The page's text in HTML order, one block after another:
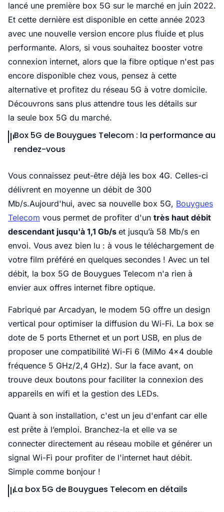
lancé une première box 5G sur le marché en juin 2022.
Et cette dernière est disponible en cette année 2023
avec une nouvelle version encore plus fluide et plus
performante. Alors, si vous souhaitez booster votre
connexion internet, alors que la fibre optique n'est pas
encore disponible chez vous, pensez à cette
alternative et profitez du réseau 5G à votre domicile.
Découvrons sans plus attendre tous les détails sur
la seule box 5G du marché.
Box 5G de Bouygues Telecom : la performance au
rendez-vous
Vous connaissez peut-être déjà les box 4G. Celles-ci
délivrent en moyenne un débit de 300
Mb/s.Aujourd'hui, avec sa nouvelle box 5G, Bouygues
Telecom vous permet de profiter d'un très haut débit
descendant jusqu'à 1,1 Gb/s et jusqu’à 58 Mb/s en
envoi. Vous avez bien lu : à vous le téléchargement de
votre film préféré en quelques secondes ! Avec un tel
débit, la box 5G de Bouygues Telecom n'a rien à
envier aux offres internet fibre optique.
Fabriqué par Arcadyan, le modem 5G offre un design
vertical pour optimiser la diffusion du Wi-Fi. La box se
dote de 5 ports Ethernet et un port USB, en plus de
proposer une compatibilité Wi-Fi 6 (MiMo 4×4 double
fréquence 5 GHz/2,4 GHz). Sur la face avant, on
trouve deux boutons pour faciliter la connexion des
appareils en wifi et la gestion des LEDs.
Quant à son installation, c'est un jeu d'enfant car elle
est prête à l’emploi. Branchez-la et elle va se
connecter directement au réseau mobile et générer un
signal Wi-Fi pour profiter de l'internet haut débit.
Simple comme bonjour !
La box 5G de Bouygues Telecom en détails